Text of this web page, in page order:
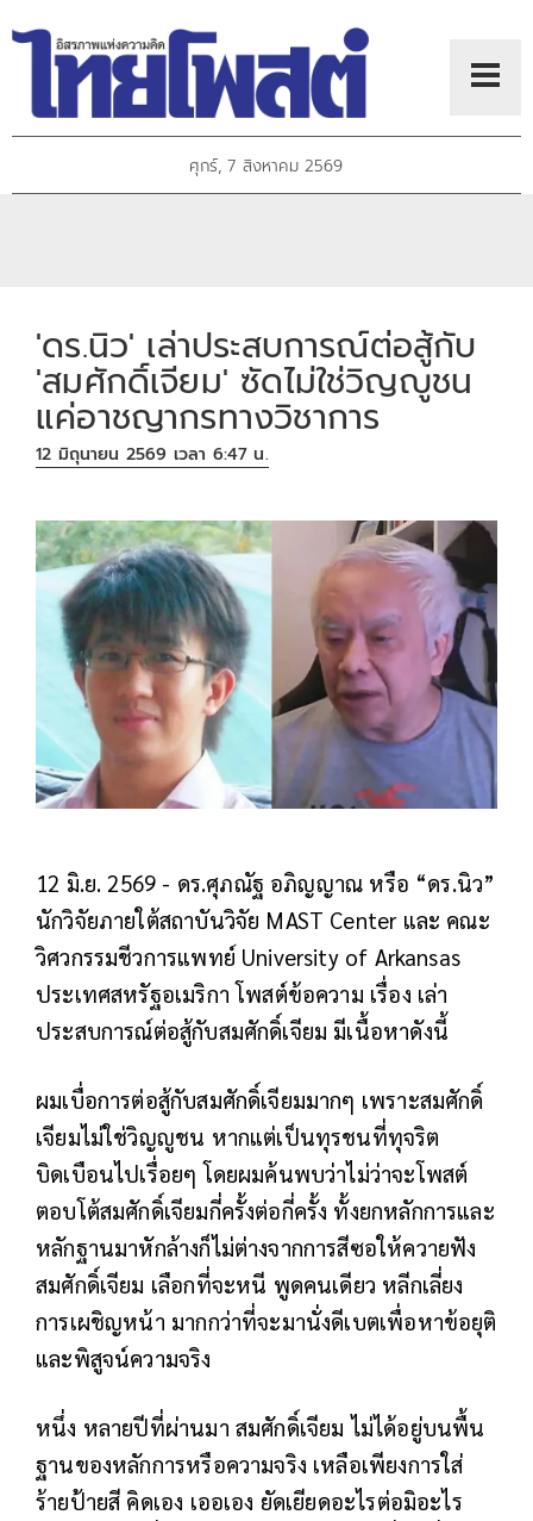
ศุกร์, 7 สิงหาคม 2569
'ดร.นิว' เล่าประสบการณ์ต่อสู้กับ
'สมศักดิ์เจียม' ซัดไม่ใช่วิญญูชน
แค่อาชญากรทางวิชาการ
12 มิถุนายน 2569 เวลา 6:47 น.
12 มิ.ย. 2569 - ดร.ศุภณัฐ อภิญญาณ หรือ “ดร.นิว”
นักวิจัยภายใต้สถาบันวิจัย MAST Center และ คณะ
วิศวกรรมชีวการแพทย์ University of Arkansas
ประเทศสหรัฐอเมริกา โพสต์ข้อความ เรื่อง เล่า
ประสบการณ์ต่อสู้กับสมศักดิ์เจียม มีเนื้อหาดังนี้
ผมเบื่อการต่อสู้กับสมศักดิ์เจียมมากๆ เพราะสมศักดิ์
เจียมไม่ใช่วิญญูชน หากแต่เป็นทุรชนที่ทุจริต
บิดเบือนไปเรื่อยๆ โดยผมค้นพบว่าไม่ว่าจะโพสต์
ตอบโต้สมศักดิ์เจียมกี่ครั้งต่อกี่ครั้ง ทั้งยกหลักการและ
หลักฐานมาหักล้างก็ไม่ต่างจากการสีซอให้ควายฟัง
สมศักดิ์เจียม เลือกที่จะหนี พูดคนเดียว หลีกเลี่ยง
การเผชิญหน้า มากกว่าที่จะมานั่งดีเบตเพื่อหาข้อยุติ
และพิสูจน์ความจริง
หนึ่ง หลายปีที่ผ่านมา สมศักดิ์เจียม ไม่ได้อยู่บนพื้น
ฐานของหลักการหรือความจริง เหลือเพียงการใส่
ร้ายป้ายสี คิดเอง เออเอง ยัดเยียดอะไรต่อมิอะไร